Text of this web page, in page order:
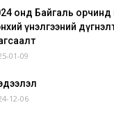
онд Байгаль орчинд
үнэлгээний
01-09
12-06